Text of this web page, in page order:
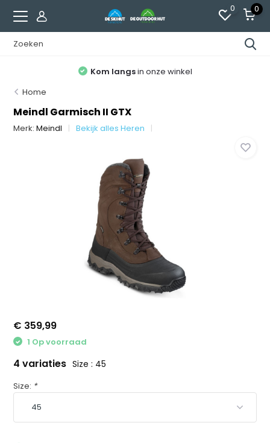
0 0
Kom langsin onze winkel
Home
Meindl Garmisch II GTX
Merk:Meindl Bekijk alles Heren
€ 359,99
1 Op voorraad
4 variaties Size : 45
Size: *